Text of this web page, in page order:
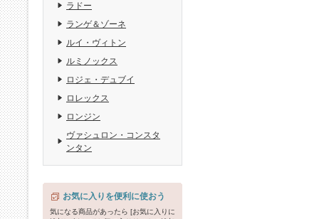
ラドー
ランゲ＆ゾーネ
ルイ・ヴィトン
ルミノックス
ロジェ・デュブイ
ロレックス
ロンジン
ヴァシュロン・コンスタ
ンタン
お気に入りを便利に使おう
気になる商品があったら [お気に入りに